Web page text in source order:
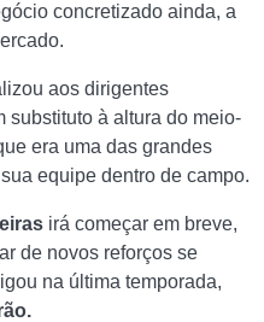
concretizado ainda, a
aos dirigentes
substituto à altura do meio-
era uma das grandes
equipe dentro de campo.
irá começar em breve,
de novos reforços se
na última temporada,